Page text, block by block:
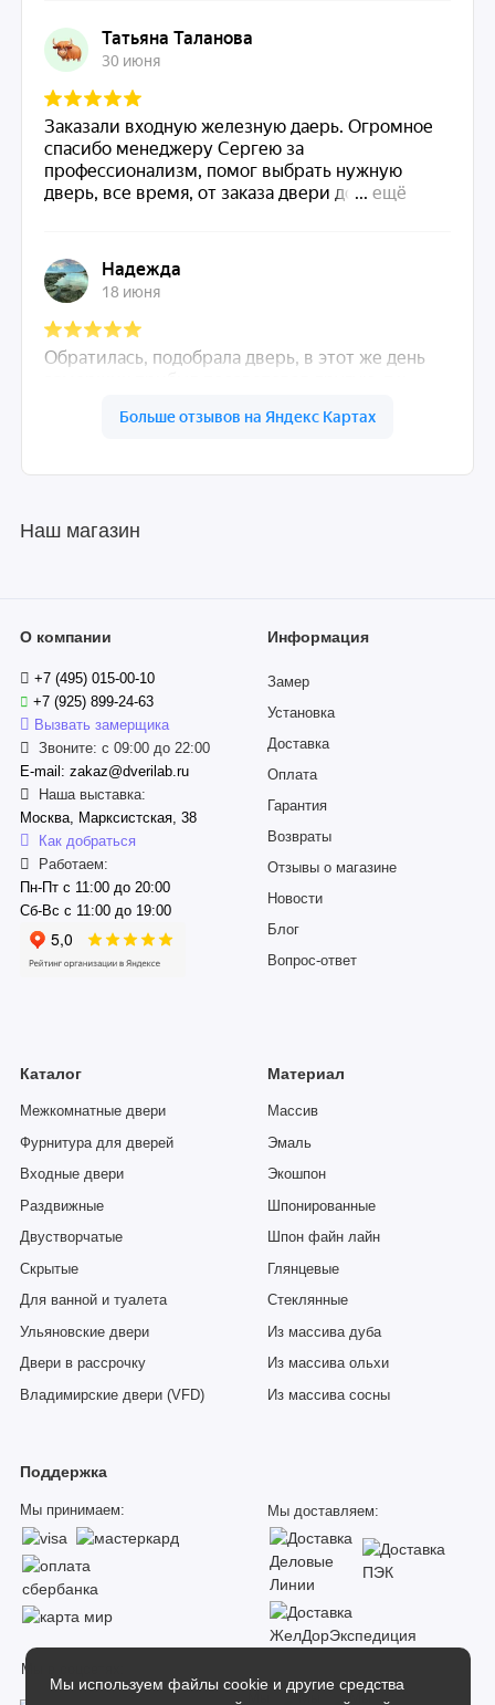
Наш магазин
Мы используем файлы cookie и другие средства
О компании
+7 (495) 015-00-10
+7 (925) 899-24-63
Вызвать замерщика
Звоните: с 09:00 до 22:00
E-mail: zakaz@dverilab.ru
Наша выставка:
Москва, Марксистская, 38
Как добраться
Работаем:
Пн-Пт с 11:00 до 20:00
Сб-Вс с 11:00 до 19:00
Информация
Замер
Установка
Доставка
Оплата
Гарантия
Возвраты
Отзывы о магазине
Новости
Блог
Вопрос-ответ
Каталог
Межкомнатные двери
Фурнитура для дверей
Входные двери
Раздвижные
Двустворчатые
Скрытые
Для ванной и туалета
Ульяновские двери
Двери в рассрочку
Владимирские двери (VFD)
Материал
Массив
Эмаль
Экошпон
Шпонированные
Шпон файн лайн
Глянцевые
Стеклянные
Из массива дуба
Из массива ольхи
Из массива сосны
Поддержка
Мы принимаем: Мы доставляем:
Мы в соцсетях: